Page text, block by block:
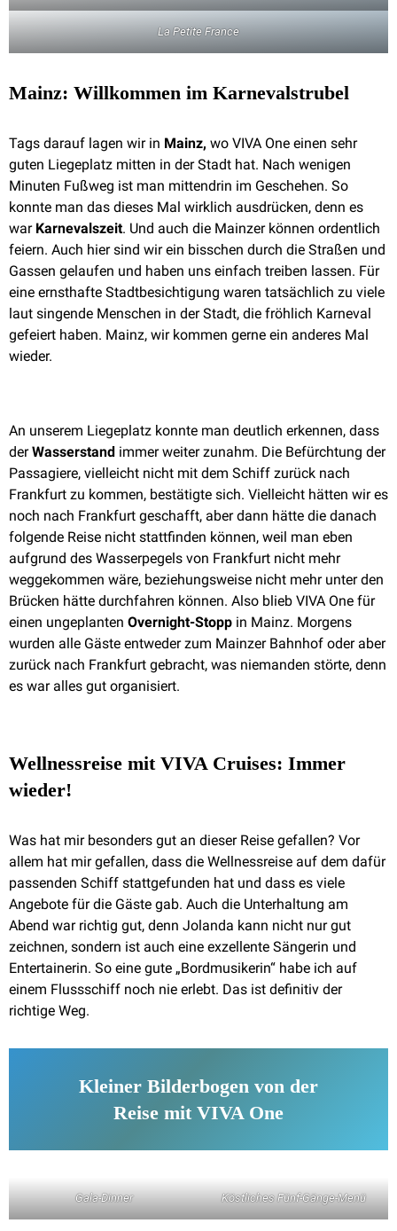
La Petite France
Mainz: Willkommen im Karnevalstrubel
Tags darauf lagen wir in Mainz, wo VIVA One einen sehr
guten Liegeplatz mitten in der Stadt hat. Nach wenigen
Minuten Fußweg ist man mittendrin im Geschehen. So
konnte man das dieses Mal wirklich ausdrücken, denn es
war Karnevalszeit. Und auch die Mainzer können ordentlich
feiern. Auch hier sind wir ein bisschen durch die Straßen und
Gassen gelaufen und haben uns einfach treiben lassen. Für
eine ernsthafte Stadtbesichtigung waren tatsächlich zu viele
laut singende Menschen in der Stadt, die fröhlich Karneval
gefeiert haben. Mainz, wir kommen gerne ein anderes Mal
wieder.
An unserem Liegeplatz konnte man deutlich erkennen, dass
derWasserstand immer weiter zunahm. Die Befürchtung der
Passagiere, vielleicht nicht mit dem Schiff zurück nach
Frankfurt zu kommen, bestätigte sich. Vielleicht hätten wir es
noch nach Frankfurt geschafft, aber dann hätte die danach
folgende Reise nicht stattfinden können, weil man eben
aufgrund des Wasserpegels von Frankfurt nicht mehr
weggekommen wäre, beziehungsweise nicht mehr unter den
Brücken hätte durchfahren können. Also blieb VIVA One für
einen ungeplanten Overnight-Stopp in Mainz. Morgens
wurden alle Gäste entweder zum Mainzer Bahnhof oder aber
zurück nach Frankfurt gebracht, was niemanden störte, denn
es war alles gut organisiert.
Wellnessreise mit VIVA Cruises: Immer
wieder!
Was hat mir besonders gut an dieser Reise gefallen? Vor
allem hat mir gefallen, dass die Wellnessreise auf dem dafür
passenden Schiff stattgefunden hat und dass es viele
Angebote für die Gäste gab. Auch die Unterhaltung am
Abend war richtig gut, denn Jolanda kann nicht nur gut
zeichnen, sondern ist auch eine exzellente Sängerin und
Entertainerin. So eine gute „Bordmusikerin“ habe ich auf
einem Flussschiff noch nie erlebt. Das ist definitiv der
richtige Weg.
Kleiner Bilderbogen von der
Reise mit VIVA One
Gala-Dinner Köstliches Fünf-Gänge-Menü